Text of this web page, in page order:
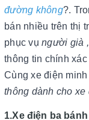
đường không?.
bán nhiều trên thị
phục vụ người già
thông tin chính
Cùng xe điện
thông dành cho xe
1.Xe điện ba